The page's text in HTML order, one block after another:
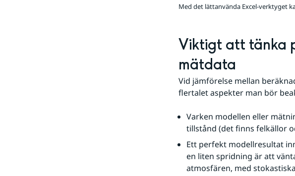
Med det lättanvända Excel-verktyget
Viktigt att tänka
mätdata
Vid jämförelse mellan
flertalet aspekter man bör
Varken modellen eller
tillstånd (det finns felkällor
Ett perfekt modellresultat
en liten spridning är att
atmosfären, med